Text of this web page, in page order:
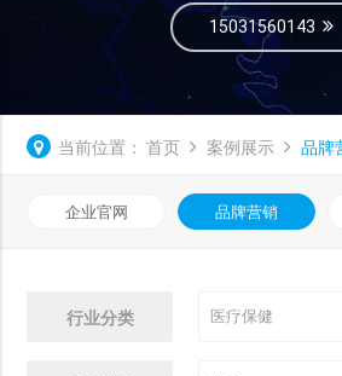
15031560143
当前位置： 首页 案例展示 品牌
企业官网 品牌营销
行业分类